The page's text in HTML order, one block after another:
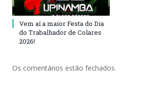
Vem aí a maior Festa do Dia
do Trabalhador de Colares
2026!
Os comentários estão fechados.